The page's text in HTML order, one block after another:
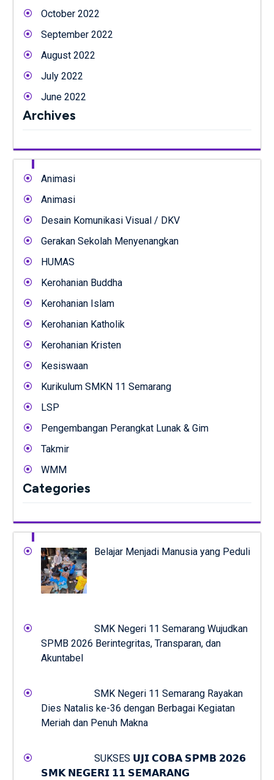
October 2022
September 2022
August 2022
July 2022
June 2022
Archives
Animasi
Animasi
Desain Komunikasi Visual / DKV
Gerakan Sekolah Menyenangkan
HUMAS
Kerohanian Buddha
Kerohanian Islam
Kerohanian Katholik
Kerohanian Kristen
Kesiswaan
Kurikulum SMKN 11 Semarang
LSP
Pengembangan Perangkat Lunak & Gim
Takmir
WMM
Categories
Belajar Menjadi Manusia yang Peduli
SMK Negeri 11 Semarang Wujudkan
SPMB 2026 Berintegritas, Transparan, dan
Akuntabel
SMK Negeri 11 Semarang Rayakan
Dies Natalis ke-36 dengan Berbagai Kegiatan
Meriah dan Penuh Makna
SUKSES 𝗨𝗝𝗜 𝗖𝗢𝗕𝗔 𝗦𝗣𝗠𝗕 𝟮𝟬𝟮𝟲
𝗦𝗠𝗞 𝗡𝗘𝗚𝗘𝗥𝗜 𝟭𝟭 𝗦𝗘𝗠𝗔𝗥𝗔𝗡𝗚